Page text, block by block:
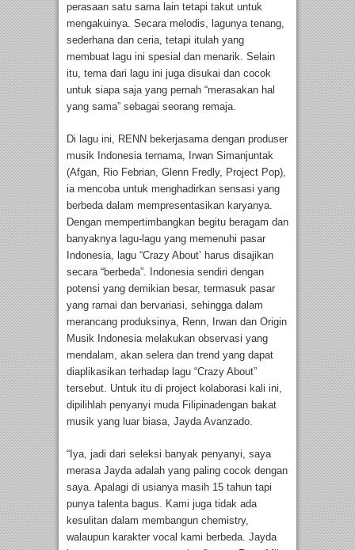
perasaan satu sama lain tetapi takut untuk
mengakuinya. Secara melodis, lagunya tenang,
sederhana dan ceria, tetapi itulah yang
membuat lagu ini spesial dan menarik. Selain
itu, tema dari lagu ini juga disukai dan cocok
untuk siapa saja yang pernah “merasakan hal
yang sama” sebagai seorang remaja.
Di lagu ini, RENN bekerjasama dengan produser
musik Indonesia ternama, Irwan Simanjuntak
(Afgan, Rio Febrian, Glenn Fredly, Project Pop),
ia mencoba untuk menghadirkan sensasi yang
berbeda dalam mempresentasikan karyanya.
Dengan mempertimbangkan begitu beragam dan
banyaknya lagu-lagu yang memenuhi pasar
Indonesia, lagu “Crazy About’ harus disajikan
secara “berbeda”. Indonesia sendiri dengan
potensi yang demikian besar, termasuk pasar
yang ramai dan bervariasi, sehingga dalam
merancang produksinya, Renn, Irwan dan Origin
Musik Indonesia melakukan observasi yang
mendalam, akan selera dan trend yang dapat
diaplikasikan terhadap lagu “Crazy About”
tersebut. Untuk itu di project kolaborasi kali ini,
dipilihlah penyanyi muda Filipinadengan bakat
musik yang luar biasa, Jayda Avanzado.
“Iya, jadi dari seleksi banyak penyanyi, saya
merasa Jayda adalah yang paling cocok dengan
saya. Apalagi di usianya masih 15 tahun tapi
punya talenta bagus. Kami juga tidak ada
kesulitan dalam membangun chemistry,
walaupun karakter vocal kami berbeda. Jayda